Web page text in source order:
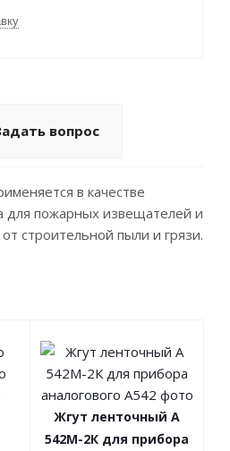
вопрос
в качестве
для пожарных извещателей и
строительной пыли и грязи.
Жгут ленточный А
542М-2К для прибора